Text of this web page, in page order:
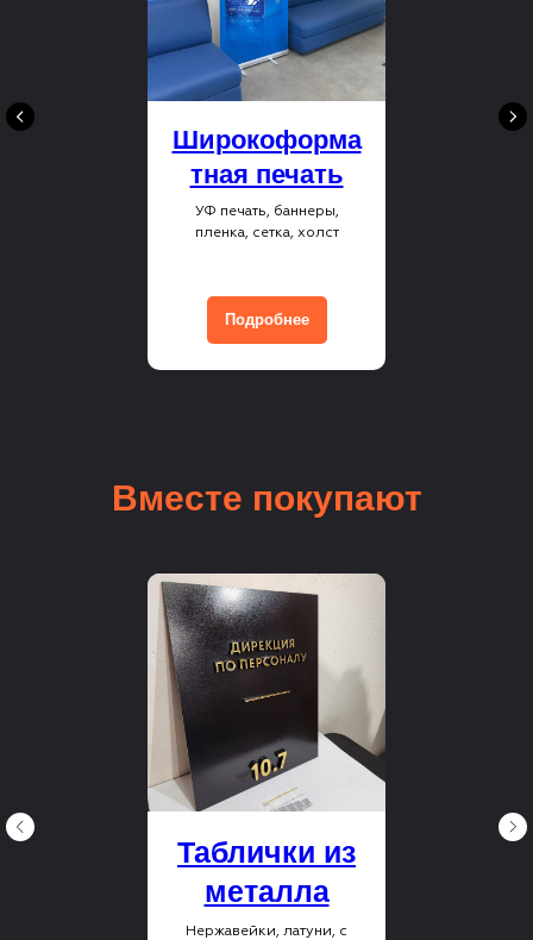
Широкоформа
тная печать
УФ печать, баннеры,
пленка, сетка, холст
Подробнее
Вместе покупают
Таблички из
металла
Нержавейки, латуни, с